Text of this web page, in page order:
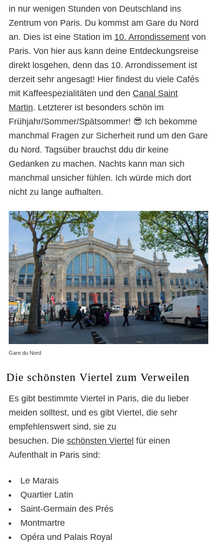
in nur wenigen Stunden von Deutschland ins
Zentrum von Paris. Du kommst am Gare du Nord
an. Dies ist eine Station im 10. Arrondissement von
Paris. Von hier aus kann deine Entdeckungsreise
direkt losgehen, denn das 10. Arrondissement ist
derzeit sehr angesagt! Hier findest du viele Cafés
mit Kaffeespezialitäten und den Canal Saint
Martin. Letzterer ist besonders schön im
Frühjahr/Sommer/Spätsommer! 😎 Ich bekomme
manchmal Fragen zur Sicherheit rund um den Gare
du Nord. Tagsüber brauchst ddu dir keine
Gedanken zu machen. Nachts kann man sich
manchmal unsicher fühlen. Ich würde mich dort
nicht zu lange aufhalten.
Gare du Nord
Die schönsten Viertel zum Verweilen
Es gibt bestimmte Viertel in Paris, die du lieber
meiden solltest, und es gibt Viertel, die sehr
empfehlenswert sind, sie zu
besuchen. Die schönsten Viertel für einen
Aufenthalt in Paris sind:
Le Marais
Quartier Latin
Saint-Germain des Prés
Montmartre
Opéra und Palais Royal